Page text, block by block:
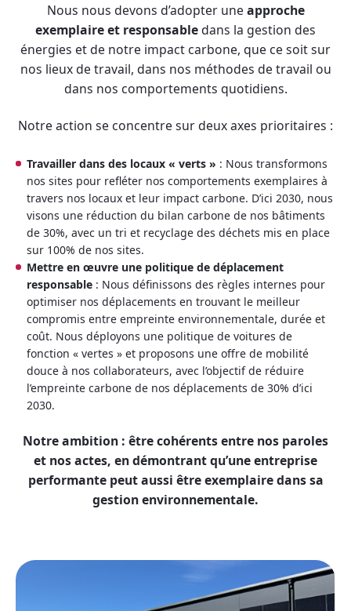
Nous nous devons d’adopter une approche
exemplaire et responsabledans la gestion des
énergies et de notre impact carbone, que ce soit sur
nos lieux de travail, dans nos méthodes de travail ou
dans nos comportements quotidiens.
Notre action se concentre sur deux axes prioritaires :
Travailler dans des locaux « verts » : Nous transformons
nos sites pour refléter nos comportements exemplaires à
travers nos locaux et leur impact carbone. D’ici 2030, nous
visons une réduction du bilan carbone de nos bâtiments
de 30%, avec un tri et recyclage des déchets mis en place
sur 100% de nos sites.
Mettre en œuvre une politique de déplacement
responsable : Nous définissons des règles internes pour
optimiser nos déplacements en trouvant le meilleur
compromis entre empreinte environnementale, durée et
coût. Nous déployons une politique de voitures de
fonction « vertes » et proposons une offre de mobilité
douce à nos collaborateurs, avec l’objectif de réduire
l’empreinte carbone de nos déplacements de 30% d’ici
2030.
Notre ambition : être cohérents entre nos paroles
et nos actes, en démontrant qu’une entreprise
performante peut aussi être exemplaire dans sa
gestion environnementale.